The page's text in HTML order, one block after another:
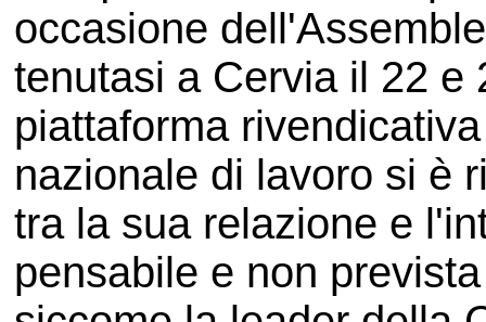
occasione
tenutasi a Cervia il 22 e
piattaforma
nazionale di lavoro si è
tra la sua relazione e
pensabile e non